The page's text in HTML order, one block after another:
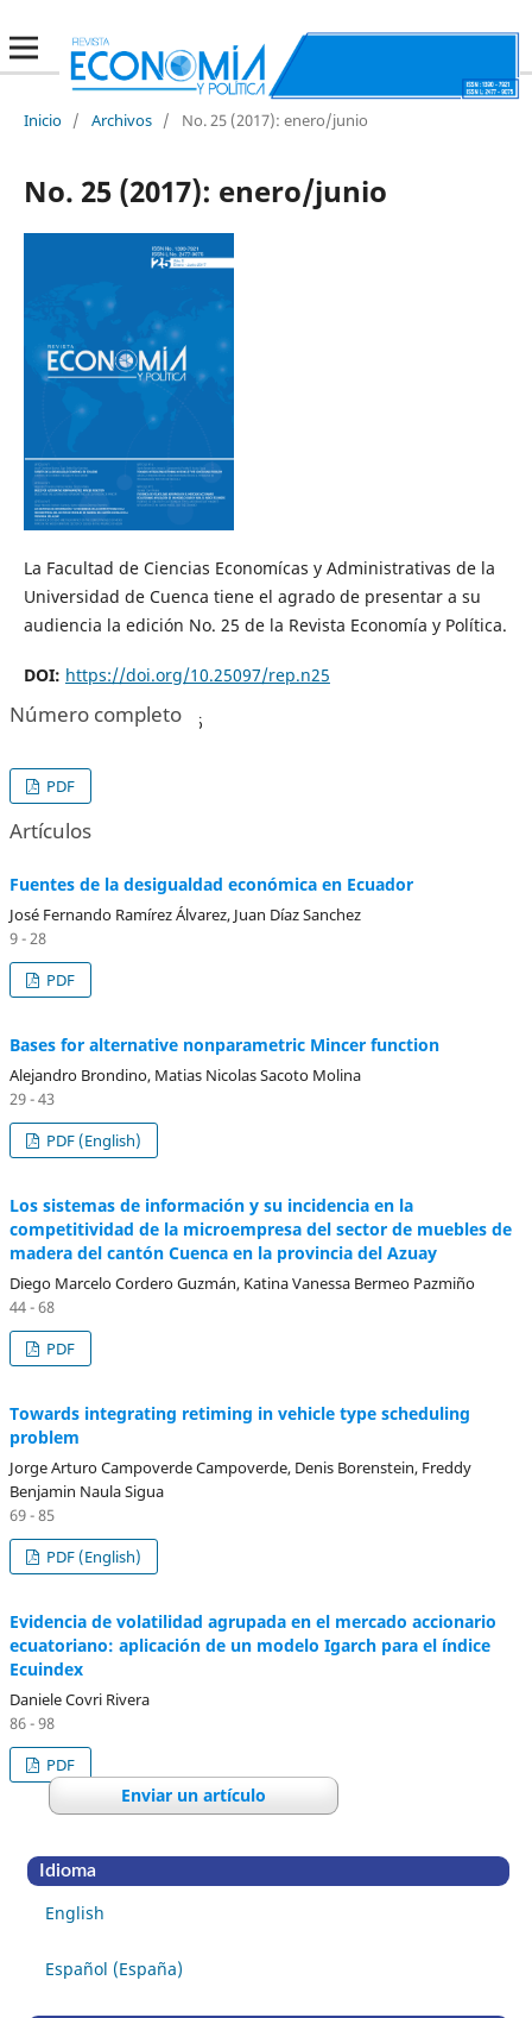
Inicio / Archivos / No. 25 (2017): enero/junio
No. 25 (2017): enero/junio
La Facultad de Ciencias Economícas y Administrativas de la
Universidad de Cuenca tiene el agrado de presentar a su
audiencia la edición No. 25 de la Revista Economía y Política.
DOI: https://doi.org/10.25097/rep.n25
Publicado:2017-01-06
Número completo
PDF
Artículos
Fuentes de la desigualdad económica en Ecuador
José Fernando Ramírez Álvarez, Juan Díaz Sanchez
9 - 28
PDF
Bases for alternative nonparametric Mincer function
Alejandro Brondino, Matias Nicolas Sacoto Molina
29 - 43
PDF (English)
Los sistemas de información y su incidencia en la
competitividad de la microempresa del sector de muebles de
madera del cantón Cuenca en la provincia del Azuay
Diego Marcelo Cordero Guzmán, Katina Vanessa Bermeo Pazmiño
44 - 68
PDF
Towards integrating retiming in vehicle type scheduling
problem
Jorge Arturo Campoverde Campoverde, Denis Borenstein, Freddy
Benjamin Naula Sigua
69 - 85
PDF (English)
Evidencia de volatilidad agrupada en el mercado accionario
ecuatoriano: aplicación de un modelo Igarch para el índice
Ecuindex
Daniele Covri Rivera
86 - 98
PDF
Enviar un artículo
Idioma
English
Español (España)